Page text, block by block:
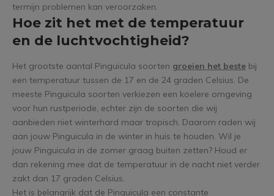
termijn problemen kan veroorzaken.
Hoe zit het met de temperatuur
en de luchtvochtigheid?
Het grootste aantal Pinguicula soorten groeien het beste bij
een temperatuur tussen de 17 en de 24 graden Celsius. De
meeste Pinguicula soorten verkiezen een koelere omgeving
voor hun rustperiode, echter zijn de soorten die wij
aanbieden niet winterhard maar tropisch. Daarom raden wij
aan jouw Pinguicula in de winter in huis te houden. Wil je
jouw Pinguicula in de zomer graag buiten zetten? Houd er
dan rekening mee dat de temperatuur in de nacht niet verder
zakt dan 17 graden Celsius.
Het is belangrijk dat de Pinguicula een constante